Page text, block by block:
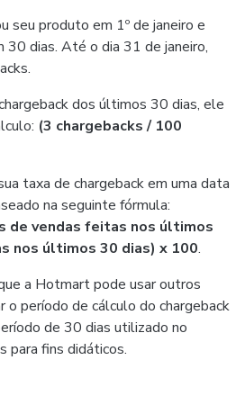
seu produto em 1º de janeiro e
30 dias. Até o dia 31 de janeiro,
dos últimos 30 dias, ele
(3 chargebacks / 100
taxa de chargeback em uma data
na seguinte fórmula:
de vendas feitas nos últimos
nos últimos 30 dias) x 100.
a Hotmart pode usar outros
o período de cálculo do chargeback
de 30 dias utilizado no
para fins didáticos.